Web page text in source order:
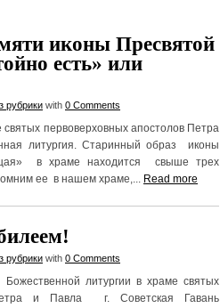
иконы Пресвятой
есть» или
рубрики with 0 Comments
первоверховных апостолов Петра
литургия. Старинный образ иконы
в храме находится свыше трех
ее в нашем храме,... Read more
рубрики with 0 Comments
литургии в храме святых
и Павла г. Советская Гавань